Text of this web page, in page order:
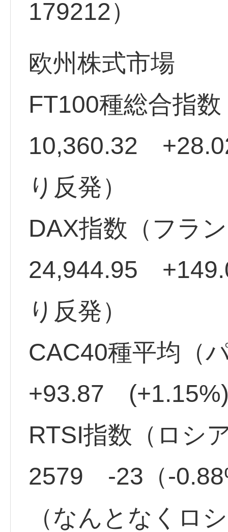
179212）
欧州株式市場
FT100種総合指
10,360.32
り反発）
DAX指数（フラ
24,944.95
り反発）
CAC40種平均
+93.87
RTSI指数（ロシ
2579 -23（-
（なんとなくロ